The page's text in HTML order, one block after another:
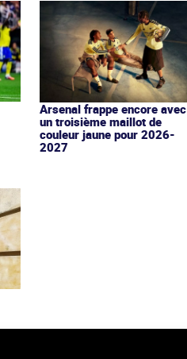
Arsenal frappe encore avec
un troisième maillot de
couleur jaune pour 2026-
2027